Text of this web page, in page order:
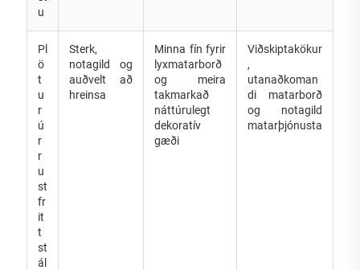
u
Pl
ö
t
u
r
ú
r
r
u
st
fr
it
t
st
ál
Sterk,
notagild og
auðvelt að
hreinsa
Minna fín fyrir
lyxmatarborð
og meira
takmarkað
náttúrulegt
dekoratív
gæði
Viðskiptakökur
,
utanaðkoman
di matarborð
og notagild
matarþjónusta